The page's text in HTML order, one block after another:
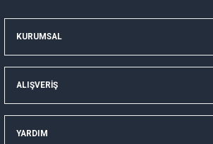
KURUMSAL
ALIŞVERİŞ
YARDIM